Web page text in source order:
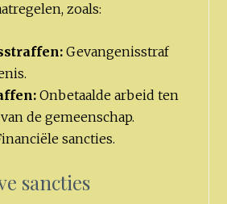
zoals:
Gevangenisstraf
Onbetaalde arbeid ten
de gemeenschap.
sancties.
sancties